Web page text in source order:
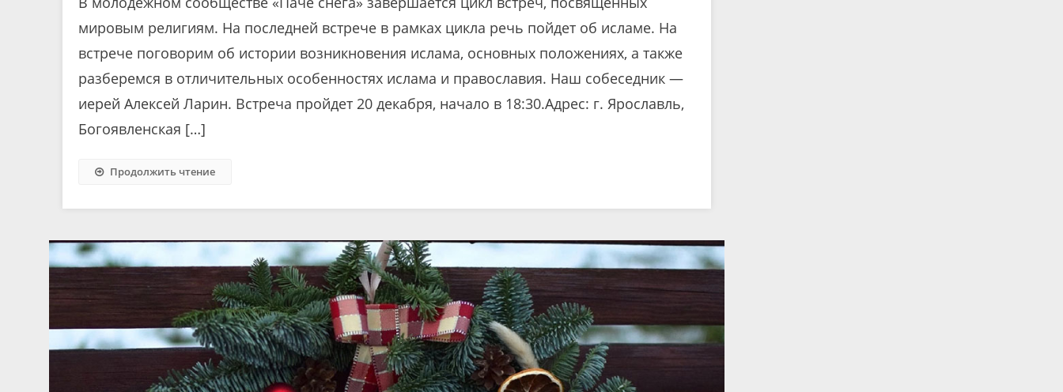
мировым религиям. На последней встрече в рамках цикла речь пойдет об исламе. На
встрече поговорим об истории возникновения ислама, основных положениях, а также
разберемся в отличительных особенностях ислама и православия. Наш собеседник —
иерей Алексей Ларин. Встреча пройдет 20 декабря, начало в 18:30.Адрес: г. Ярославль,
Богоявленская […]
Продолжить чтение